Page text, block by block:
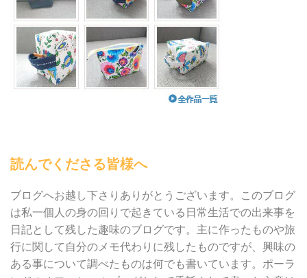
読んでくださる皆様へ
ブログへお越し下さりありがとうございます。このブログ
は私一個人の身の回りで起きている日常生活での出来事を
日記として残した趣味のブログです。主に作ったものや旅
行に関して自分のメモ代わりに残したものですが、興味の
ある事について調べたものは何でも書いています。ポーラ